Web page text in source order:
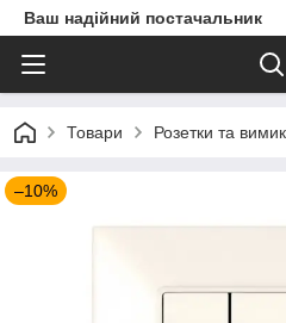
Ваш надійний постачальник
Товари Розетки та
–10%